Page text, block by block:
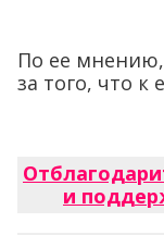
По ее
за того, что к
и